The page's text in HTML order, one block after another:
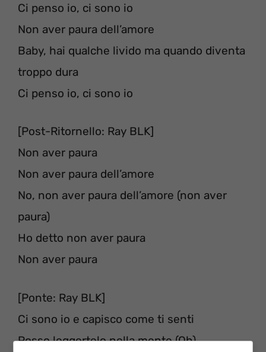
Ci penso io, ci sono io
Non aver paura dell’amore
Baby, hai qualche livido ma quando diventa
troppo dura
Ci penso io, ci sono io
[Post-Ritornello: Ray BLK]
Non aver paura
Non aver paura dell’amore
No, non aver paura dell’amore (non aver
paura)
Ho detto non aver paura
Non aver paura
[Ponte: Ray BLK]
Ci sono io e capisco come ti senti
Posso leggertelo nella mente (Oh)